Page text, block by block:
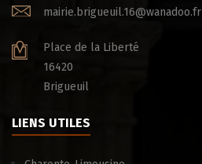
mairie.brigueuil.16@wanadoo.fr
Place de la Liberté
16420
Brigueuil
LIENS UTILES